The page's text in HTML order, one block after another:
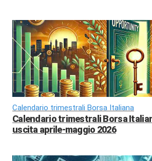
Calendario trimestrali Borsa Italiana
Calendario trimestrali Borsa
uscita aprile-maggio 2026